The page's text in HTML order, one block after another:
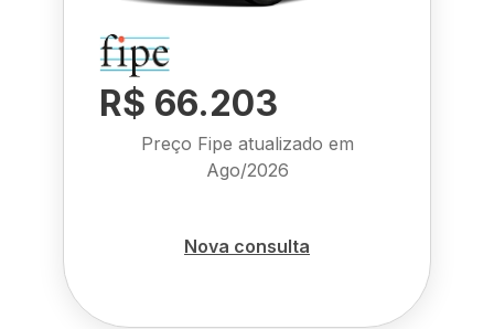
R$ 66.203
Preço Fipe atualizado em
Ago/2026
Nova consulta